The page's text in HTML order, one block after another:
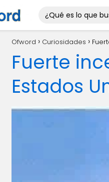
Ofword Curiosidades
Fuerte
Estados